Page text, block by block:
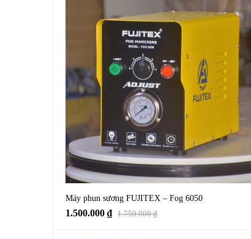
Máy phun sương FUJITEX – Fog 6050
1.750.000₫
1.500.000 ₫